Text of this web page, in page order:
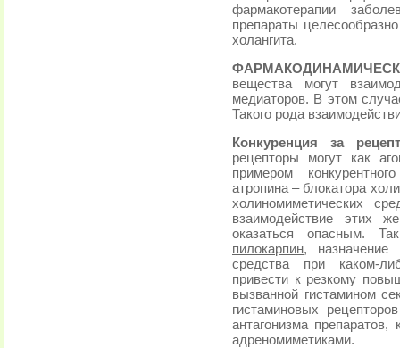
фармакотерапии
препараты
холангита.
вещества могут
медиаторов. В этом
Такого рода
Конкуренция за
рецепторы могут как
примером
атропина – блокатора
холиномиметических
взаимодействие этих
оказаться опасным.
пилокарпин, назначение
средства при каком-
привести к резкому
вызванной гистамином
гистаминовых
антагонизма
адреномиметиками.